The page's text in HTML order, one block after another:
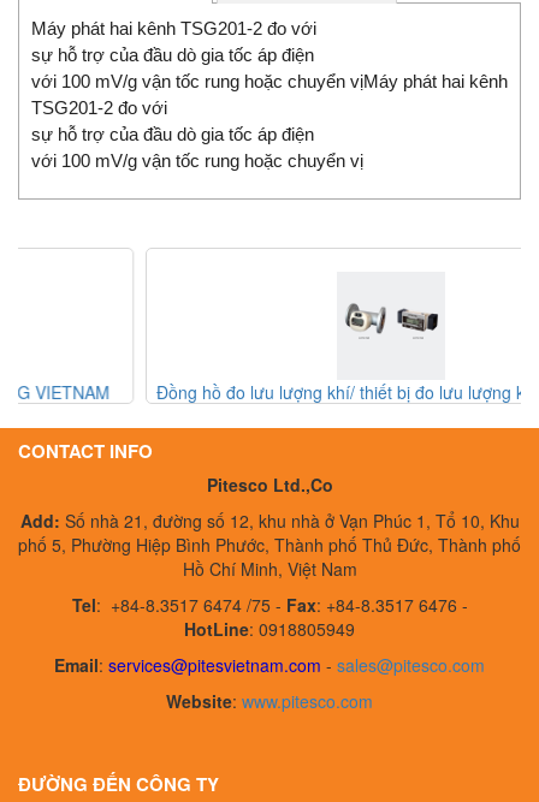
Máy phát hai kênh TSG201-2 đo với
sự hỗ trợ của đầu dò gia tốc áp điện
với 100 mV/g vận tốc rung hoặc chuyển vịMáy phát hai kênh
TSG201-2 đo với
sự hỗ trợ của đầu dò gia tốc áp điện
với 100 mV/g vận tốc rung hoặc chuyển vị
Đồng hồ đo lưu lượng khí/ thiết bị đo lưu lượng khí Aichi Tokei
CONTACT INFO
Pitesco Ltd.,Co
Add: Số nhà 21, đường số 12, khu nhà ở Vạn Phúc 1, Tổ 10, Khu
phố 5, Phường Hiệp Bình Phước, Thành phố Thủ Đức, Thành phố
Hồ Chí Minh, Việt Nam
Tel: +84-8.3517 6474 /75 - Fax: +84-8.3517 6476 -
HotLine: 0918805949
Email: services@pitesvietnam.com - sales@pitesco.com
Website: www.pitesco.com
ĐƯỜNG ĐẾN CÔNG TY